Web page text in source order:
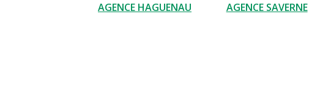
AGENCE HAGUENAU AGENCE SAVERNE